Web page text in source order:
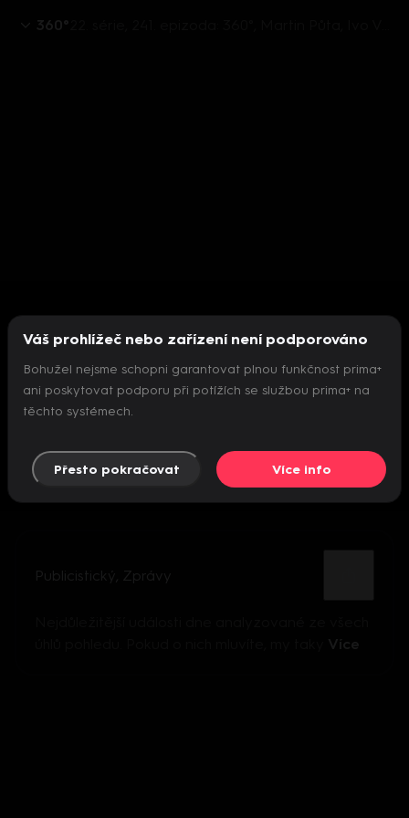
360°
Nepodařilo se inicializovat přehrávač
Publicistický Zprávy
Více
Váš prohlížeč nebo zařízení není podporováno
Bohužel nejsme schopni garantovat plnou funkčnost prima+
ani poskytovat podporu při potížích se službou prima+ na
těchto systémech.
Přesto pokračovat Více info